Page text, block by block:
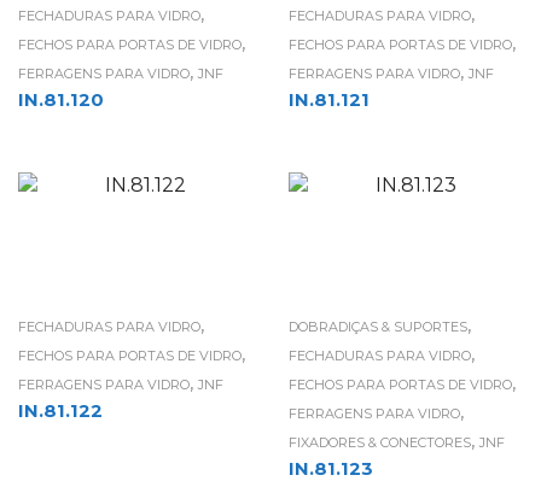
FECHADURAS PARA VIDRO,
FECHOS PARA PORTAS DE VIDRO,
FERRAGENS PARA VIDRO, JNF
IN.81.120
FECHADURAS PARA VIDRO,
FECHOS PARA PORTAS DE VIDRO,
FERRAGENS PARA VIDRO, JNF
IN.81.121
FECHADURAS PARA VIDRO,
FECHOS PARA PORTAS DE VIDRO,
FERRAGENS PARA VIDRO, JNF
IN.81.122
DOBRADIÇAS & SUPORTES,
FECHADURAS PARA VIDRO,
FECHOS PARA PORTAS DE VIDRO,
FERRAGENS PARA VIDRO,
FIXADORES & CONECTORES, JNF
IN.81.123